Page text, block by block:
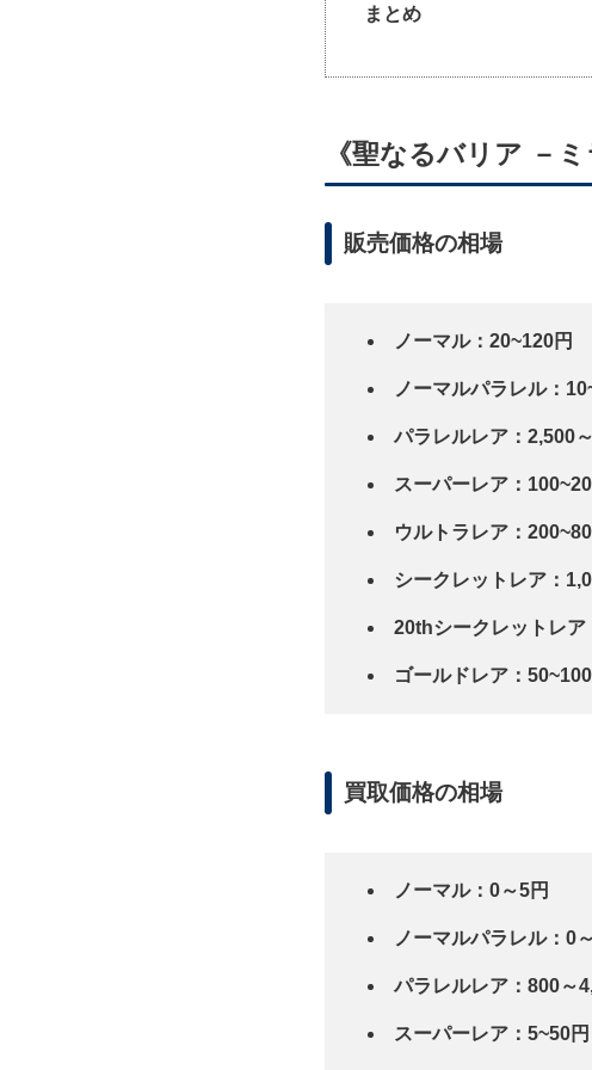
まとめ
《聖なるバリア －
販売価格の相場
ノーマル：20~120円
ノーマルパラレル：
パラレルレア：2,500
スーパーレア：100
ウルトラレア：
シークレットレア：
20thシークレットレア
ゴールドレア：
買取価格の相場
ノーマル：0～5円
ノーマルパラレル：0
パラレルレア：800～
スーパーレア：5~50円